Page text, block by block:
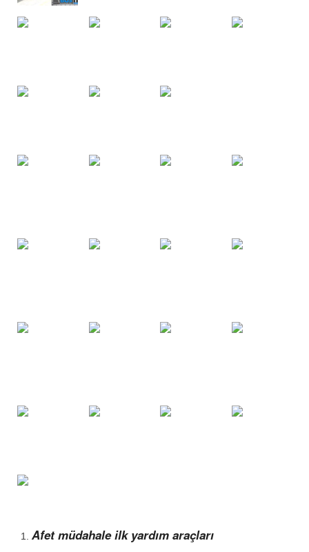
Afet müdahale ilk yardım araçları